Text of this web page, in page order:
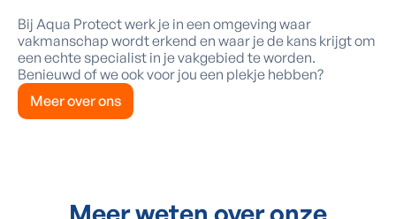
Bij Aqua Protect werk je in een omgeving waar
vakmanschap wordt erkend en waar je de kans krijgt om
een echte specialist in je vakgebied te worden.
Benieuwd of we ook voor jou een plekje hebben?
Meer over ons